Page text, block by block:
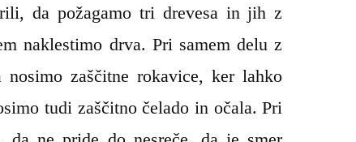
da požagamo tri drevesa in jih z
naklestimo drva. Pri samem delu z
zaščitne rokavice, ker lahko
tudi zaščitno čelado in očala. Pri